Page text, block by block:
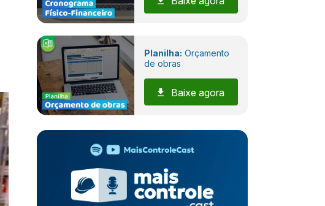
Planilha: Orçamento
de obras
Baixe agora